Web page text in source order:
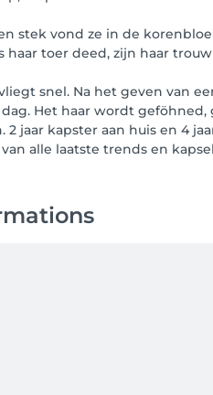
stek vond ze in de
haar toer deed, zijn haar
snel. Na het geven van
Het haar wordt
2 jaar kapster aan huis en 4
alle laatste trends en